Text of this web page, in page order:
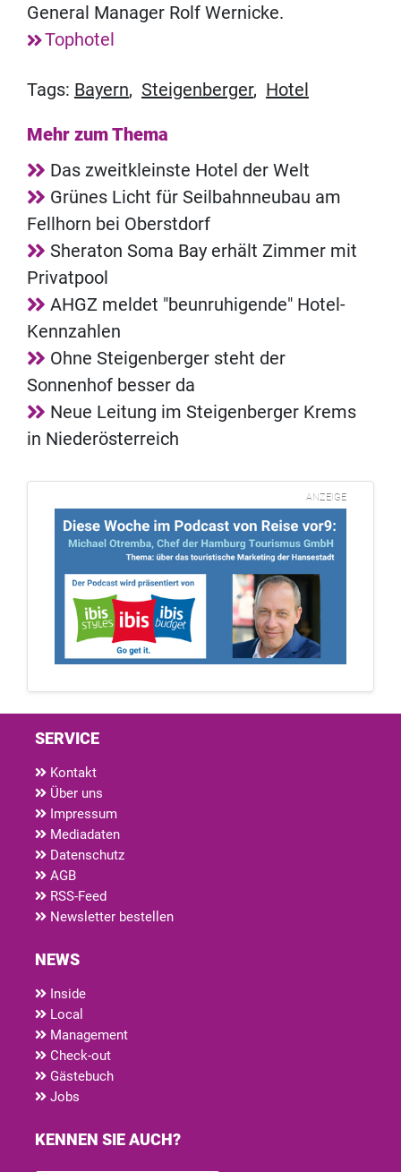
General Manager Rolf Wernicke.
Tophotel
Tags: Bayern, Steigenberger, Hotel
Mehr zum Thema
Das zweitkleinste Hotel der Welt
Grünes Licht für Seilbahnneubau am
Fellhorn bei Oberstdorf
Sheraton Soma Bay erhält Zimmer mit
Privatpool
AHGZ meldet "beunruhigende" Hotel-
Kennzahlen
Ohne Steigenberger steht der
Sonnenhof besser da
Neue Leitung im Steigenberger Krems
in Niederösterreich
ANZEIGE
SERVICE
Kontakt
Über uns
Impressum
Mediadaten
Datenschutz
AGB
RSS-Feed
Newsletter bestellen
NEWS
Inside
Local
Management
Check-out
Gästebuch
Jobs
KENNEN SIE AUCH?